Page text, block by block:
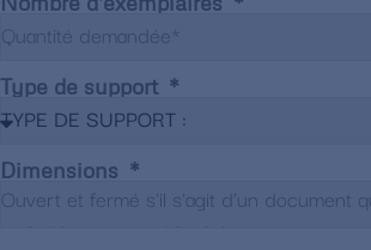
Type de support
Dimensions